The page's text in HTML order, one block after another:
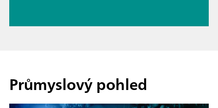
Průmyslový pohled